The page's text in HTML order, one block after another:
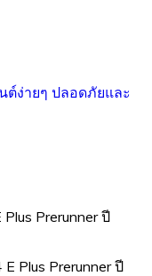
Plus Prerunner ปี
E Plus Prerunner ปี